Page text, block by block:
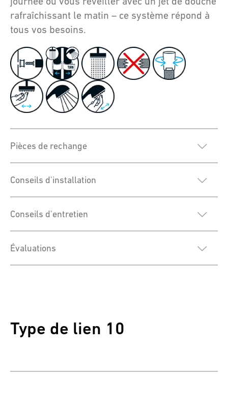
rafraîchissant le matin – ce système répond à
tous vos besoins.
Pièces de rechange
Conseils d'installation
Conseils d'entretien
Évaluations
Type de lien 10